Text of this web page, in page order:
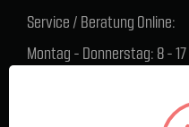
Service / Beratung Online:
Montag - Donnerstag: 8 - 17
Lager Lauenstein